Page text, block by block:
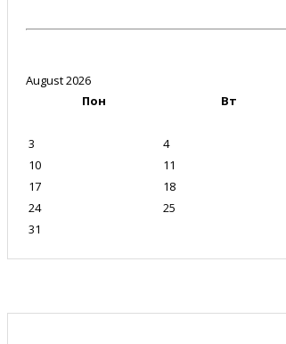
August 2026
Пон
Вт
3
4
10
11
17
18
24
25
31